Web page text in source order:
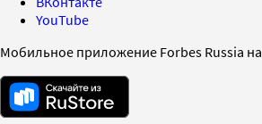
YouTube
Мобильное приложение Forbes Russia